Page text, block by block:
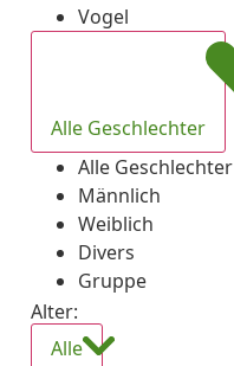
Vogel
Alle Geschlechter
Alle Geschlechter
Männlich
Weiblich
Divers
Gruppe
Alter:
Alle